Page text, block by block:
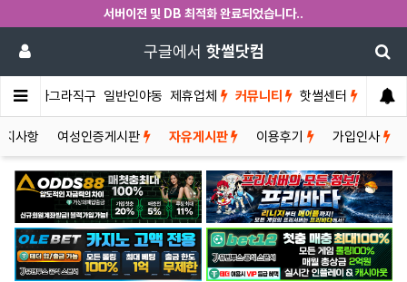
서버이전 및 DB 최적화 완료되었습니다..
구글에서 핫썰닷컴
비아그라직구 일반인야동 제휴업체 커뮤니티 핫썰센터
지사항 여성인증게시판 자유게시판 이용후기 가입인사